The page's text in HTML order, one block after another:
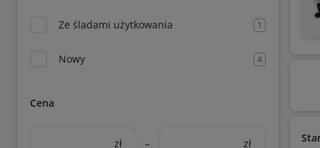
Ze śladami użytkowania 1
Nowy 4
Cena
zł – zł